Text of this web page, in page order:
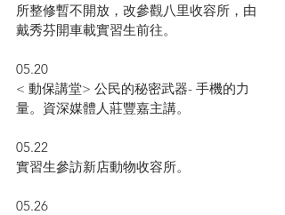
所整修暫不開放，改參觀八里收容所，由
戴秀芬開車載實習生前往。
05.20
< 動保講堂> 公民的秘密武器- 手機的力
量。資深媒體人莊豐嘉主講。
05.22
實習生參訪新店動物收容所。
05.26